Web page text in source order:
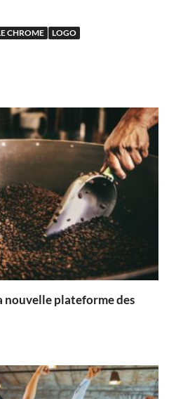
CHROME LOGO
nouvelle plateforme des